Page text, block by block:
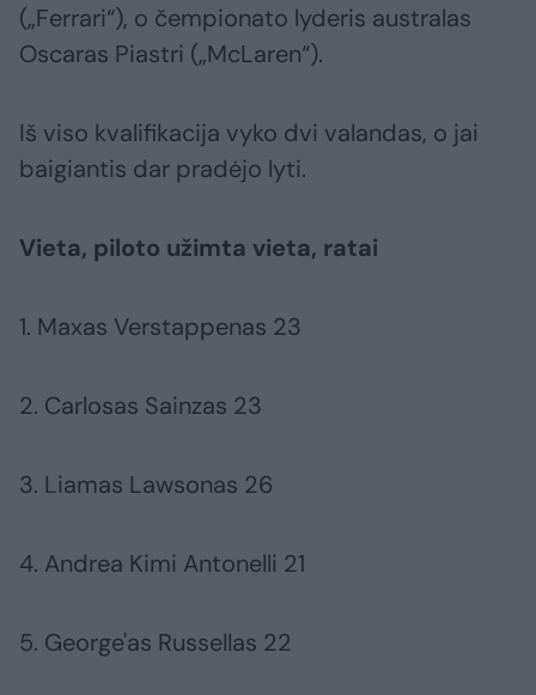
(„Ferrari“), o čempionato lyderis australas
Oscaras Piastri („McLaren“).
Iš viso kvalifikacija vyko dvi valandas, o jai
baigiantis dar pradėjo lyti.
Vieta, piloto užimta vieta, ratai
1. Maxas Verstappenas 23
2. Carlosas Sainzas 23
3. Liamas Lawsonas 26
4. Andrea Kimi Antonelli 21
5. George'as Russellas 22